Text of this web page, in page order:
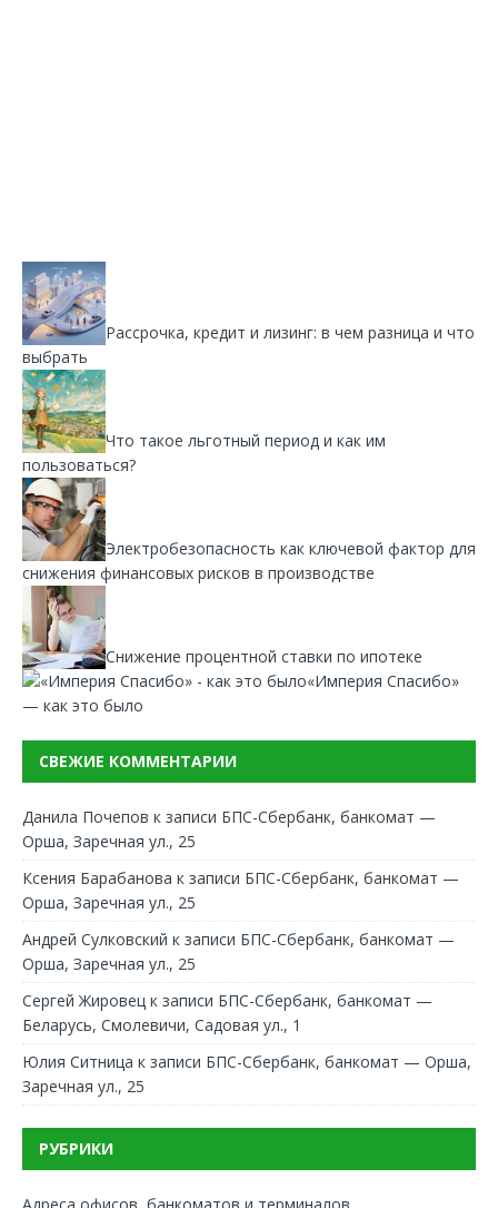
Рассрочка, кредит и лизинг: в чем разница и что
выбрать
Что такое льготный период и как им
пользоваться?
Электробезопасность как ключевой фактор для
снижения финансовых рисков в производстве
Снижение процентной ставки по ипотеке
«Империя Спасибо»
— как это было
СВЕЖИЕ КОММЕНТАРИИ
Данила Почепов к записи БПС-Сбербанк, банкомат —
Орша, Заречная ул., 25
Ксения Барабанова к записи БПС-Сбербанк, банкомат —
Орша, Заречная ул., 25
Андрей Сулковский к записи БПС-Сбербанк, банкомат —
Орша, Заречная ул., 25
Сергей Жировец к записи БПС-Сбербанк, банкомат —
Беларусь, Смолевичи, Садовая ул., 1
Юлия Ситница к записи БПС-Сбербанк, банкомат — Орша,
Заречная ул., 25
РУБРИКИ